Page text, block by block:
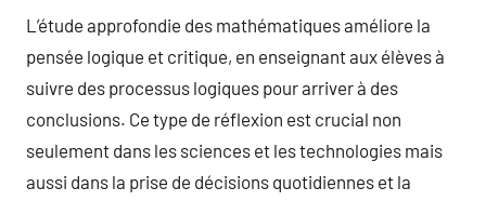
L’étude approfondie des mathématiques améliore la
pensée logique et critique, en enseignant aux élèves à
suivre des processus logiques pour arriver à des
conclusions. Ce type de réflexion est crucial non
seulement dans les sciences et les technologies mais
aussi dans la prise de décisions quotidiennes et la